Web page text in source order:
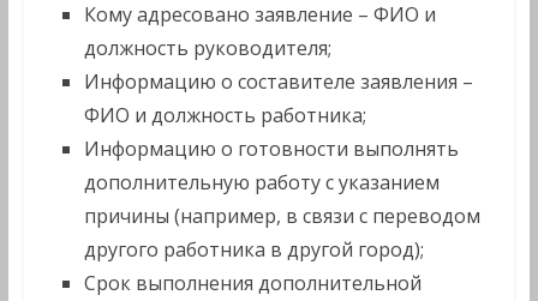
Кому адресовано заявление – ФИО и
должность руководителя;
Информацию о составителе заявления –
ФИО и должность работника;
Информацию о готовности выполнять
дополнительную работу с указанием
причины (например, в связи с переводом
другого работника в другой город);
Срок выполнения дополнительной